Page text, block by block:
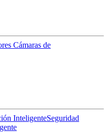
Cámaras de
InteligenteSeguridad